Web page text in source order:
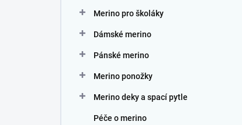
Merino pro školáky
Dámské merino
Pánské merino
Merino ponožky
Merino deky a spací pytle
Péče o merino